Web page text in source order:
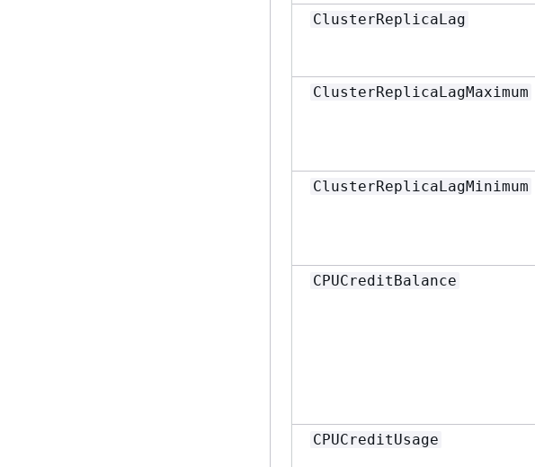
ClusterReplicaLag
ClusterReplicaLagMaximum
ClusterReplicaLagMinimum
CPUCreditBalance
CPUCreditUsage